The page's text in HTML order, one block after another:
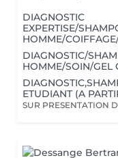
DIAGNOSTIC
EXPERTISE/
HOMME/
DIAGNOSTIC/
HOMME/SOIN/GEL
ETUDIANT (A
SUR PRESENTATION